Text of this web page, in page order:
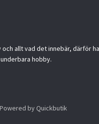
och allt vad det innebär, därför
hobby.
Powered by Quickbutik